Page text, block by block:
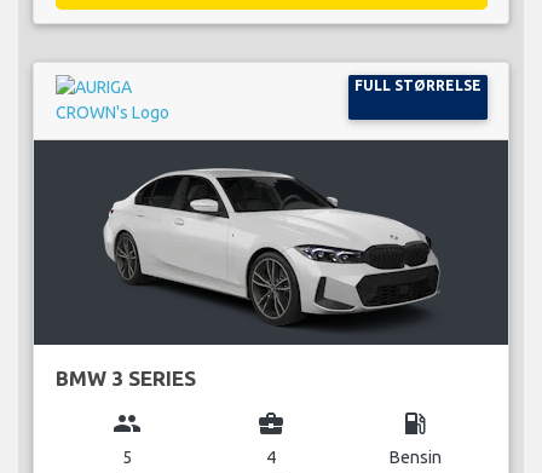
FULL STØRRELSE
BMW 3 SERIES
group
5
business_center
4
local_gas_station
Bensin